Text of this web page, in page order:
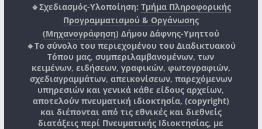
🔹Σχεδιασμός-Υλοποίηση: Τμήμα Πληροφορικής
Προγραμματισμού & Οργάνωσης
(Μηχανογράφηση) Δήμου Δάφνης-Υμηττού
🔸Το σύνολο του περιεχομένου του Διαδικτυακού
Τόπου μας, συμπεριλαμβανομένων, των
κειμένων, ειδήσεων, γραφικών, φωτογραφιών,
σχεδιαγραμμάτων, απεικονίσεων, παρεχόμενων
υπηρεσιών και γενικά κάθε είδους αρχείων,
αποτελούν πνευματική ιδιοκτησία, (copyright)
και διέπονται από τις εθνικές και διεθνείς
διατάξεις περί Πνευματικής Ιδιοκτησίας, με